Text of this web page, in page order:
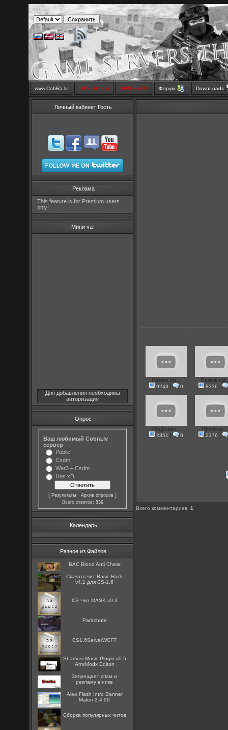
www.CobRa.lv LIVE Stream SMS SHOP Форум DownLoads
Личный кабинет Гость
Реклама
This feature is for Premium users
only!
Мини чат
Для добавления необходима
авторизация
Опрос
Ваш любимый Cobra.lv
сервер
Public
Csdm
War3 + Csdm
Hns xD
[Результаты ·Архив опросов ]
Всего ответов: 936
Календарь
Разное из Файлов
BAC Blood Anti Cheat
Скачать чит Basic Hack
v4.1 для CS-1.6
CS Чит MASK v0.3
Parachute
CS1.6ServerWCFT
Shamusi Music Plugin v0.5
AmxModx Editon
Запрещает спам и
рекламу в нике
Aleo Flash Intro Banner
Maker 2.4.99
Сборка популярных читов
Самые см...
9243 | 0
Самые
8336 |
Подборка...
2351 | 0
Приколы
2376 |
Всего комментариев:1